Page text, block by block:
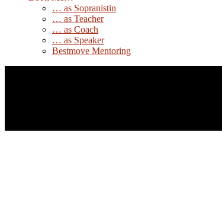
… as Sopranistin
… as Teacher
… as Coach
… as Speaker
Bestmove Mentoring